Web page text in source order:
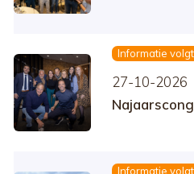
Informatie volgt
27-10-2026
Informatie volgt